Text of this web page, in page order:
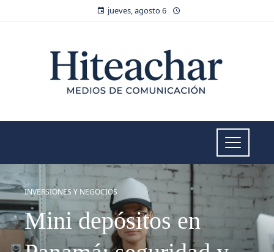
jueves, agosto 6
INVERSIONES Y NEGOCIOS
Mini depósitos en